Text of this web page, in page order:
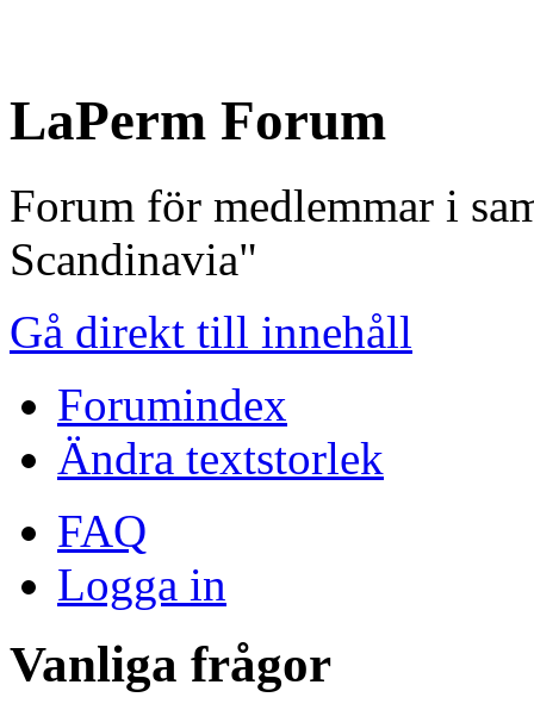
LaPerm Forum
Forum för medlemmar i
Scandinavia"
Gå direkt till innehåll
Forumindex
Ändra textstorlek
FAQ
Logga in
Vanliga frågor